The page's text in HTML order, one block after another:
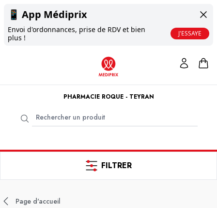
📱 App Médiprix
Envoi d'ordonnances, prise de RDV et bien
plus !
J'ESSAYE
PHARMACIE ROQUE - TEYRAN
FILTRER
Page d'accueil